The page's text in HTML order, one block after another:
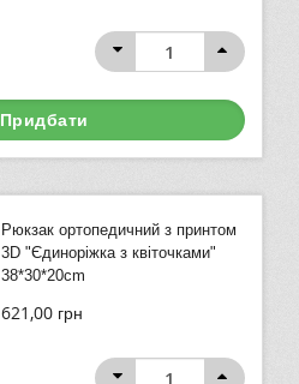
Придбати
Рюкзак ортопедичний з принтом
3D "Єдиноріжка з квіточками"
38*30*20cm
621,00 грн